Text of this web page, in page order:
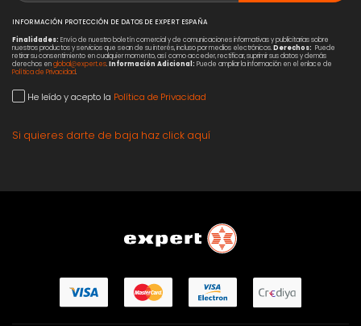
INFORMACIÓN PROTECCIÓN DE DATOS DE EXPERT ESPAÑA
Finalidades: Envío de nuestro boletín comercial y de comunicaciones informativas y publicitarias sobre
nuestros productos y servicios que sean de su interés, incluso por medios electrónicos.Derechos: Puede
retirar su consentimiento en cualquier momento, así como acceder, rectificar, suprimir sus datos y demás
derechos englobal@expert.es.Información Adicional: Puede ampliar la información en el enlace de
Política de Privacidad.
He leído y acepto la Política de Privacidad
Si quieres darte de baja haz click aquí